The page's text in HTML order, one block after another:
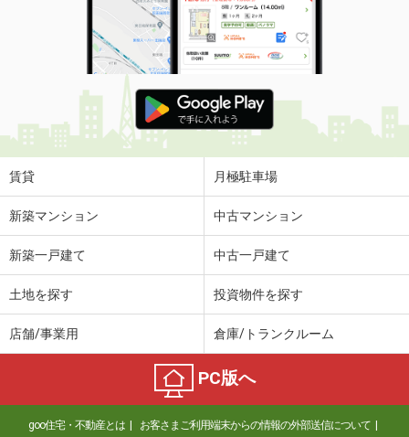
賃貸 月極駐車場
新築マンション 中古マンション
新築一戸建て 中古一戸建て
土地を探す 投資物件を探す
店舗/事業用 倉庫/トランクルーム
PC版へ
goo住宅・不動産とは お客さまご利用端末からの情報の外部送信について